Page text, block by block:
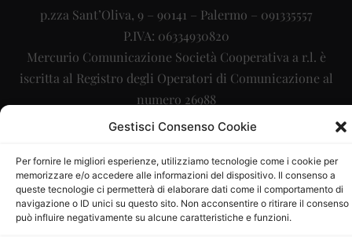
Gestisci Consenso Cookie
Per fornire le migliori esperienze, utilizziamo tecnologie come i cookie per
memorizzare e/o accedere alle informazioni del dispositivo. Il consenso a
queste tecnologie ci permetterà di elaborare dati come il comportamento di
navigazione o ID unici su questo sito. Non acconsentire o ritirare il consenso
può influire negativamente su alcune caratteristiche e funzioni.
p.zza Sant’Oliva, 9 – 90141 – Palermo – 091335557
P.IVA: 06334930820
Mercurio Comunicazione Società Cooperativa a r.l. è
iscritta al Registro degli Operatori di Comunicazione al
numero 26988
Sito gestito daLa Digitale srl– info@ladigitale.it